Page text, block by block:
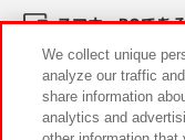
スマホ・PCであ
イベント・キャン
We collect unique
analyze our traffic
share information
analytics and